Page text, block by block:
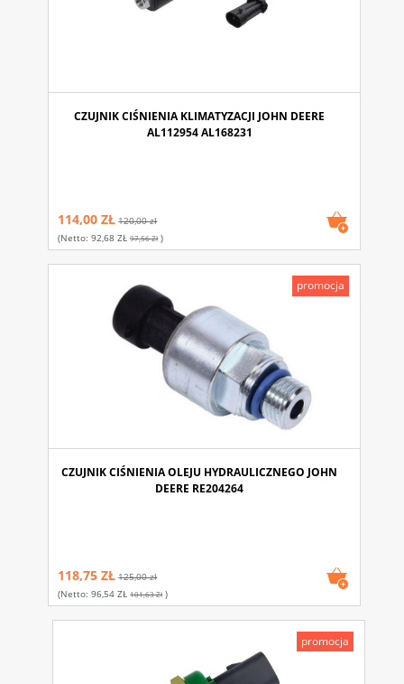
CZUJNIK CIŚNIENIA KLIMATYZACJI JOHN DEERE
AL112954 AL168231
114,00 ZŁ 120,00 zł
(netto:92,68 ZŁ 97,56 Zł)
CZUJNIK CIŚNIENIA OLEJU HYDRAULICZNEGO JOHN
DEERE RE204264
118,75 ZŁ 125,00 zł
(netto:96,54 ZŁ 101,63 Zł)
promocja
promocja